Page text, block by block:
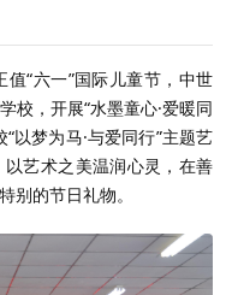
“六一”国际儿童节，中世
校，开展“水墨童心·爱暖同
以梦为马·与爱同行”主题艺
艺术之美温润心灵，在善
别的节日礼物。